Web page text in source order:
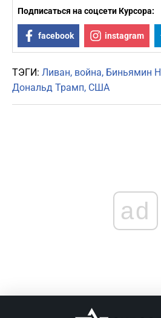
Подписаться на соцсети Курсора:
facebook instagram
ТЭГИ: Ливан война Биньямин
Дональд Трамп США
ad